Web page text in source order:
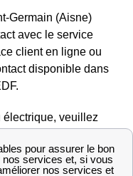
Germain (Aisne)
avec le service
client en ligne ou
disponible dans
électrique, veuillez
gratuit
+ n° de votre